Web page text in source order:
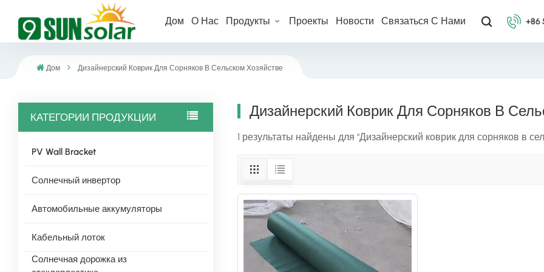
Дом О Нас Продукты Проекты Новости Связаться С Нами +86
Дом Дизайнерский Коврик Для Сорняков В Сельском Хозяйстве
КАТЕГОРИИ ПРОДУКЦИИ
PV Wall Bracket
Солнечный инвертор
Автомобильные аккумуляторы
Кабельный лоток
Солнечная дорожка из
Дизайнерский Коврик Для Сорняков В
1 результаты найдены для "Дизайнерский коврик для сорняков в